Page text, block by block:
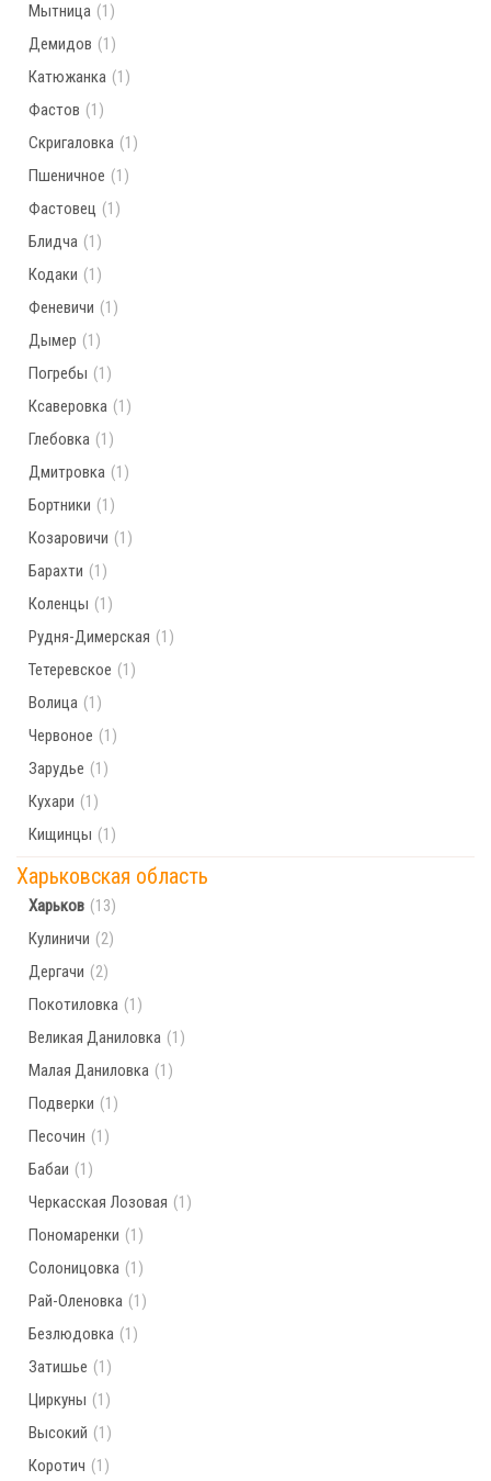
Мытница (1)
Демидов (1)
Катюжанка (1)
Фастов (1)
Скригаловка (1)
Пшеничное (1)
Фастовец (1)
Блидча (1)
Кодаки (1)
Феневичи (1)
Дымер (1)
Погребы (1)
Ксаверовка (1)
Глебовка (1)
Дмитровка (1)
Бортники (1)
Козаровичи (1)
Барахти (1)
Коленцы (1)
Рудня-Димерская (1)
Тетеревское (1)
Волица (1)
Червоное (1)
Зарудье (1)
Кухари (1)
Кищинцы (1)
Харьковская область
Харьков (13)
Кулиничи (2)
Дергачи (2)
Покотиловка (1)
Великая Даниловка (1)
Малая Даниловка (1)
Подверки (1)
Песочин (1)
Бабаи (1)
Черкасская Лозовая (1)
Пономаренки (1)
Солоницовка (1)
Рай-Оленовка (1)
Безлюдовка (1)
Затишье (1)
Циркуны (1)
Высокий (1)
Коротич (1)